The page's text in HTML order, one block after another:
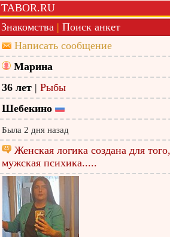
TABOR.RU
Знакомства | Поиск анкет
Написать сообщение
Марина
36 лет | Рыбы
Шебекино
Была 2 дня назад
Женская логика создана для
мужская психика.....